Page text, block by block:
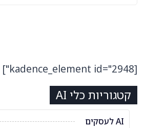
[kadence_element id="2948"]
קטגוריות כלי AI
AI לעסקים